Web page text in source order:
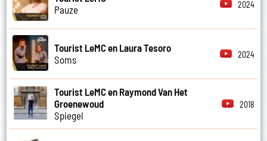
Pauze
2024
Tourist LeMC en Laura Tesoro
Soms
2024
Tourist LeMC en Raymond Van Het
Groenewoud
Spiegel
2018